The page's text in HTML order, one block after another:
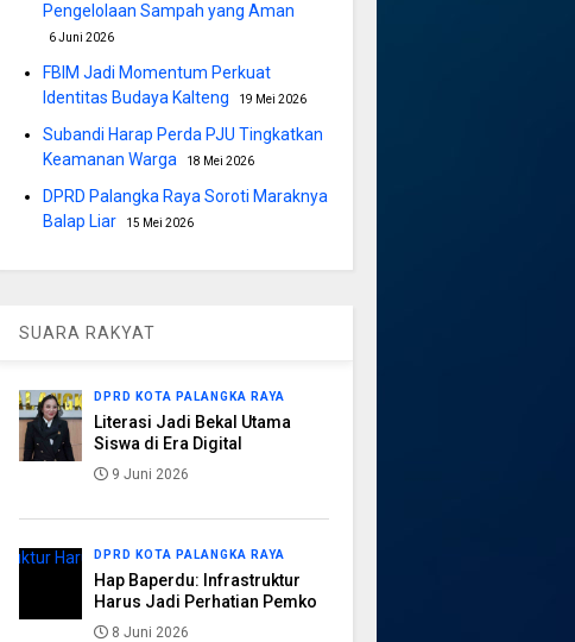
Pengelolaan Sampah yang Aman
6 Juni 2026
FBIM Jadi Momentum Perkuat
Identitas Budaya Kalteng
19 Mei 2026
Subandi Harap Perda PJU Tingkatkan
Keamanan Warga
18 Mei 2026
DPRD Palangka Raya Soroti Maraknya
Balap Liar
15 Mei 2026
SUARA RAKYAT
DPRD KOTA PALANGKA RAYA
Literasi Jadi Bekal Utama
Siswa di Era Digital
9 Juni 2026
DPRD KOTA PALANGKA RAYA
Hap Baperdu: Infrastruktur
Harus Jadi Perhatian Pemko
8 Juni 2026